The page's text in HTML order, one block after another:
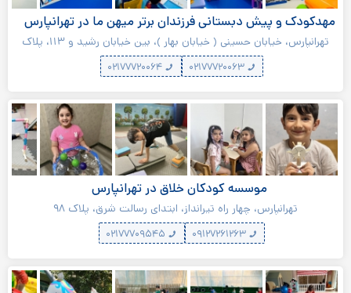
مهدکودک و پیش دبستانی فرزندان برتر میهن ما در تهرانپارس
تهرانپارس، خیابان حسینی ( خیابان بهار )، بین خیابان رشید و ۱۱۳، پلاک
۶۶
۰۲۱۷۷۷۲۰۰۶۳ ۰۲۱۷۷۷۲۰۰۶۴
موسسه کودکان خلاق در تهرانپارس
تهرانپارس، چهار راه تیرانداز، ابتدای رسالت شرق، پلاک ۹۸
۰۹۱۲۷۲۶۱۲۶۳